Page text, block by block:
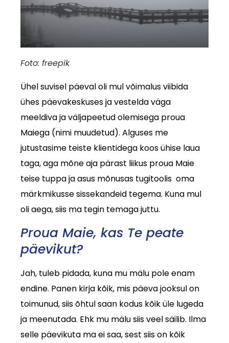
Foto: freepik
Ühel suvisel päeval oli mul võimalus viibida
ühes päevakeskuses ja vestelda väga
meeldiva ja väljapeetud olemisega proua
Maiega (nimi muudetud). Alguses me
jutustasime teiste klientidega koos ühise laua
taga, aga mõne aja pärast liikus proua Maie
teise tuppa ja asus mõnusas tugitoolis oma
märkmikusse sissekandeid tegema. Kuna mul
oli aega, siis ma tegin temaga juttu.
Proua Maie, kas Te peate
päevikut?
Jah, tuleb pidada, kuna mu mälu pole enam
endine. Panen kirja kõik, mis päeva jooksul on
toimunud, siis õhtul saan kodus kõik üle lugeda
ja meenutada. Ehk mu mälu siis veel säilib. Ilma
selle päevikuta ma ei saa, sest siis on kõik